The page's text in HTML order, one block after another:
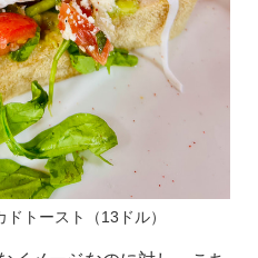
トースト（13ドル）